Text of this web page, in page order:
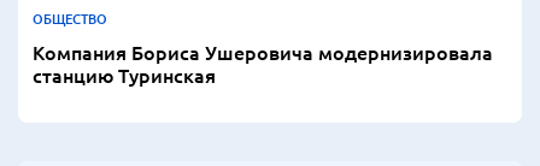
ОБЩЕСТВО
Компания Бориса Ушеровича модернизировала
станцию Туринская